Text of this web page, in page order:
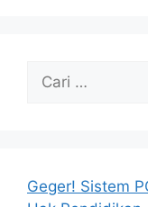
untuk:
Geger! Sistem